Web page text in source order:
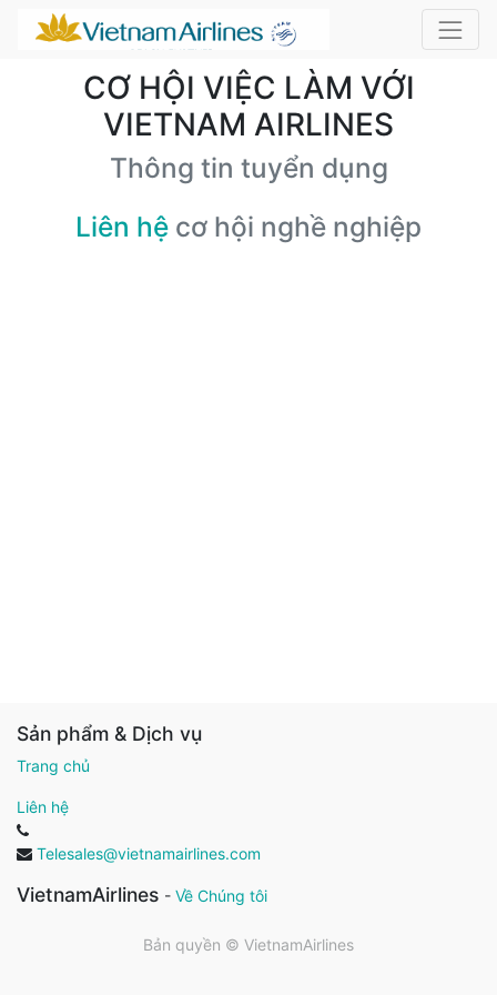
CƠ HỘI VIỆC LÀM VỚI
VIETNAM AIRLINES
Thông tin tuyển dụng
Liên hệ cơ hội nghề nghiệp
Sản phẩm & Dịch vụ
Trang chủ
Liên hệ
Telesales@vietnamairlines.com
VietnamAirlines - Về Chúng tôi
Bản quyền © VietnamAirlines